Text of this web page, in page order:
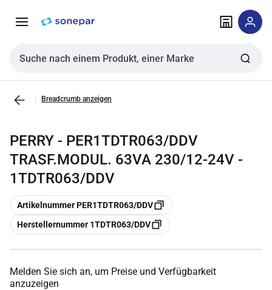
NavigationInhalt
Sucheingabe
Breadcrumb anzeigen
PERRY - PER1TDTR063/DDV
TRASF.MODUL. 63VA 230/12-24V -
1TDTR063/DDV
Kopieren
Artikelnummer PER1TDTR063/DDV
Kopieren
Herstellernummer 1TDTR063/DDV
Melden Sie sich an, um Preise und Verfügbarkeit
anzuzeigen